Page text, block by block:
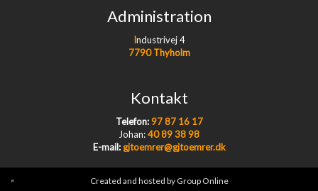
Administration
Industrivej 4
7790 Thyholm
Kontakt
Telefon:97 87 16 17​
Johan:40 89 38 98
E-mail:​gjtoemrer@gjtoemrer.dk​
Created and hosted by Group Online